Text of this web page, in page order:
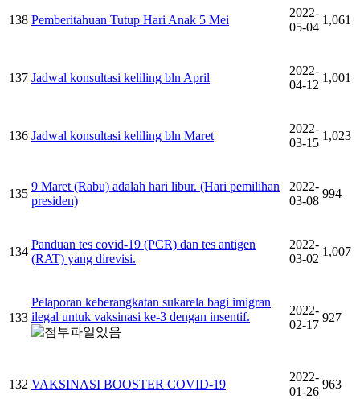
138 Pemberitahuan Tutup Hari Anak 5 Mei
2022-
05-04
1,061
137 Jadwal konsultasi keliling bln April
2022-
04-12
1,001
136 Jadwal konsultasi keliling bln Maret
2022-
03-15
1,023
135
9 Maret (Rabu) adalah hari libur. (Hari pemilihan
presiden)
2022-
03-08
994
134
Panduan tes covid-19 (PCR) dan tes antigen
(RAT) yang direvisi.
2022-
03-02
1,007
133
Pelaporan keberangkatan sukarela bagi imigran
ilegal untuk vaksinasi ke-3 dengan insentif.
2022-
02-17
927
132 VAKSINASI BOOSTER COVID-19
2022-
01-26
963